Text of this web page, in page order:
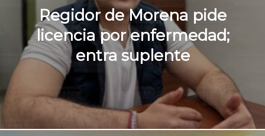
Regidor de Morena pide
licencia por enfermedad;
entra suplente